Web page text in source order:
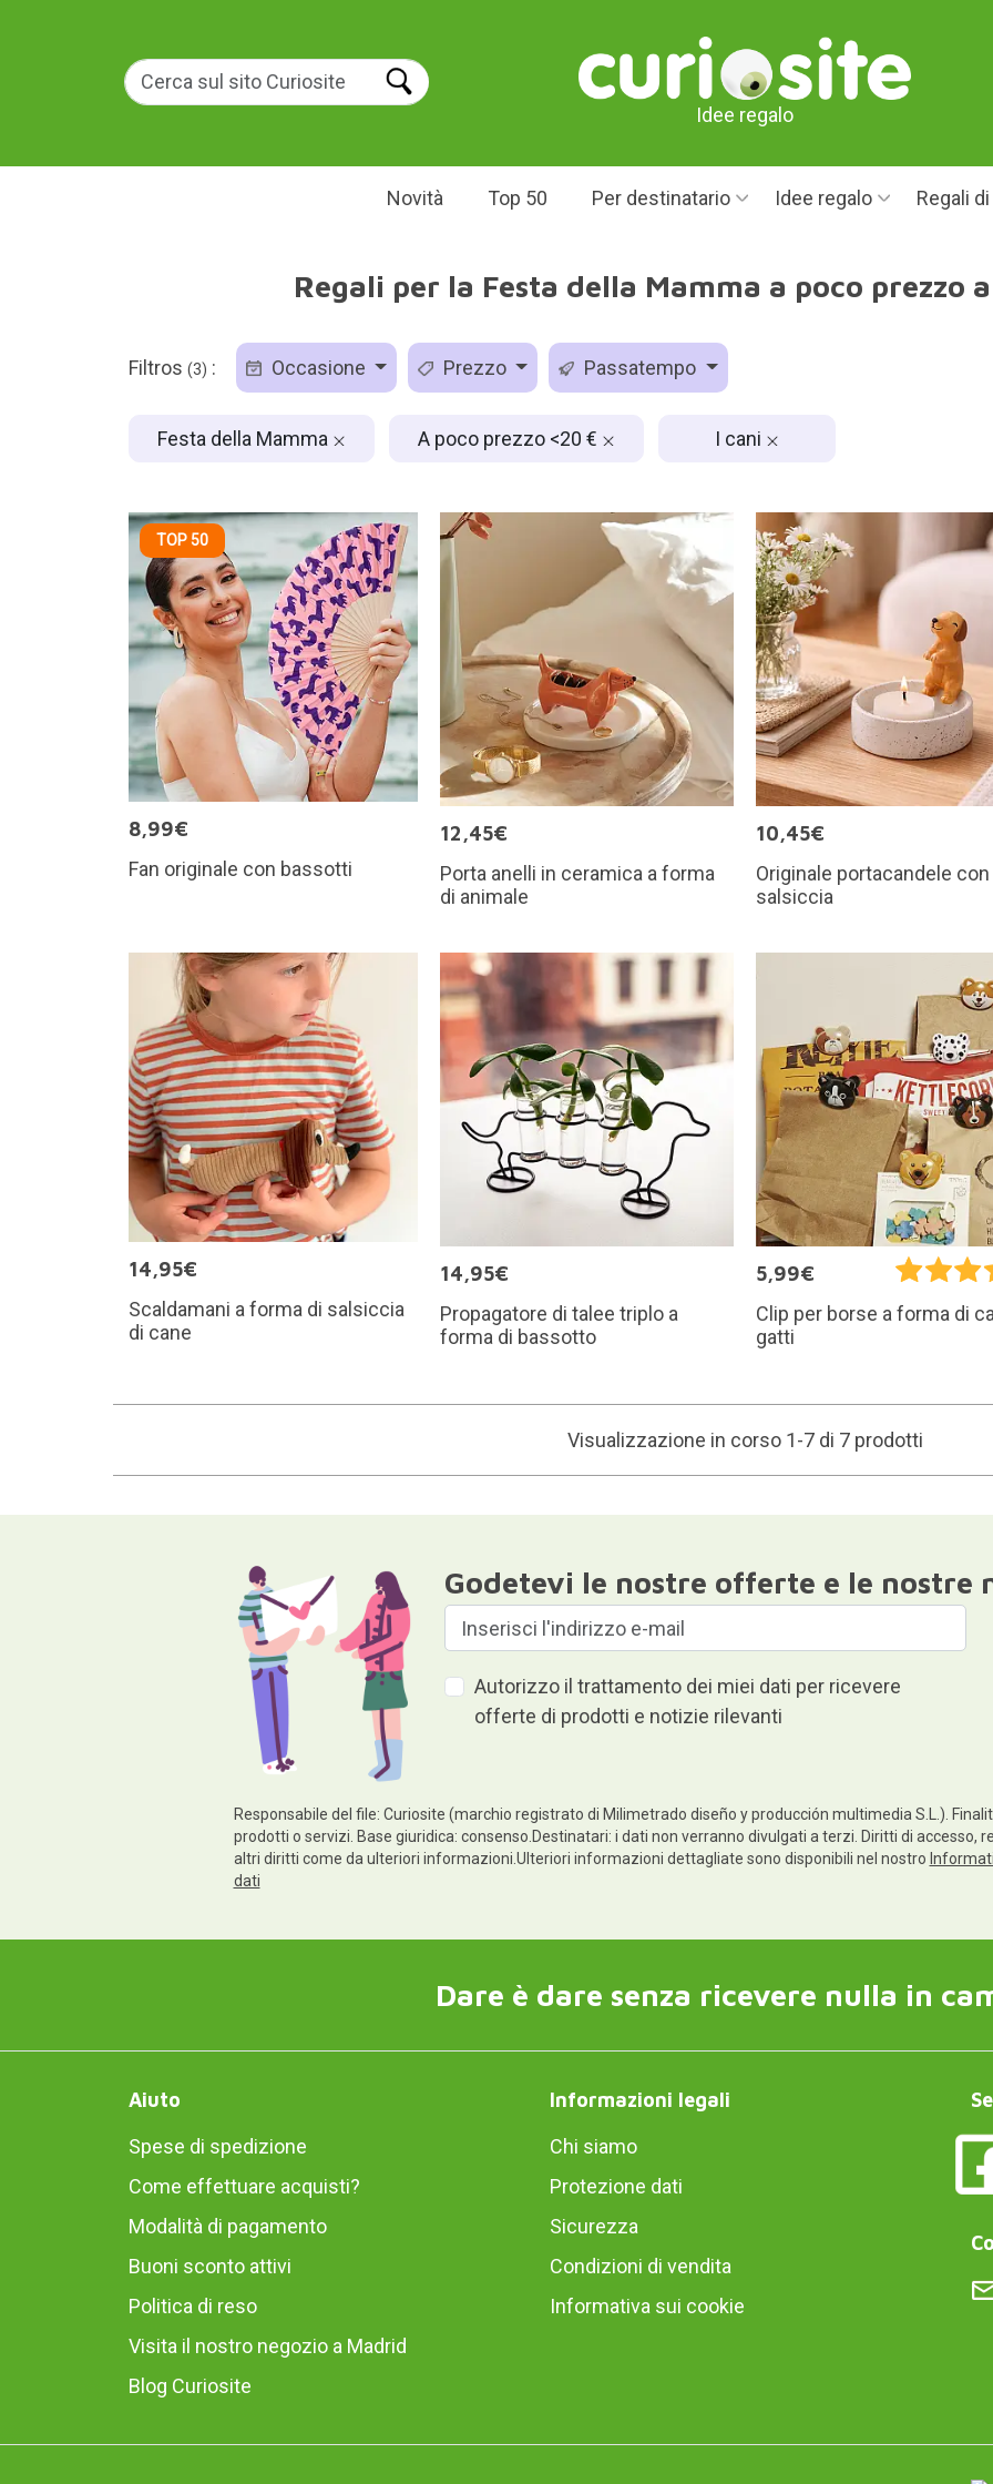
Idee regalo
Novità Top 50 Per destinatario Idee regalo Regali
Regali per la Festa della Mamma a poco prezzo
Filtros (3) : Occasione Prezzo Passatempo
Festa della Mamma A poco prezzo <20 € I cani
TOP 50
8,99€
Fan originale con bassotti
12,45€
Porta anelli in ceramica a forma
di animale
10,45€
Originale portacandele
salsiccia
14,95€
Scaldamani a forma di salsiccia
di cane
14,95€
Propagatore di talee triplo a
forma di bassotto
5,99€
Clip per borse a forma di
gatti
Visualizzazione in corso 1-7 di 7 prodotti
Godetevi le nostre offerte e le nostre
Autorizzo il trattamento dei miei dati per ricevere
offerte di prodotti e notizie rilevanti
Responsabile del file: Curiosite (marchio registrato di Milimetrado diseño y producción multimedia S.L.).
prodotti o servizi. Base giuridica: consenso.Destinatari: i dati non verranno divulgati a terzi. Diritti di accesso,
altri diritti come da ulteriori informazioni.Ulteriori informazioni dettagliate sono disponibili nel nostro
dati
Dare è dare senza ricevere nulla in
Aiuto
Spese di spedizione
Come effettuare acquisti?
Modalità di pagamento
Buoni sconto attivi
Politica di reso
Visita il nostro negozio a Madrid
Blog Curiosite
Informazioni legali
Chi siamo
Protezione dati
Sicurezza
Condizioni di vendita
Informativa sui cookie